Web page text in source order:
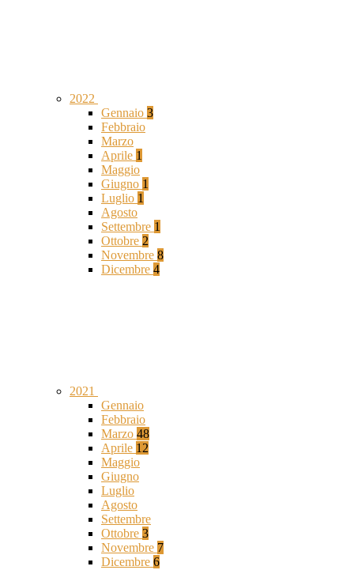
2022
Gennaio 3
Febbraio
Marzo
Aprile 1
Maggio
Giugno 1
Luglio 1
Agosto
Settembre 1
Ottobre 2
Novembre 8
Dicembre 4
2021
Gennaio
Febbraio
Marzo 48
Aprile 12
Maggio
Giugno
Luglio
Agosto
Settembre
Ottobre 3
Novembre 7
Dicembre 6